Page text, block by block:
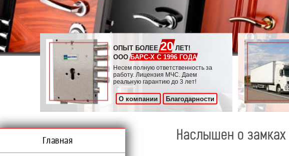
ОПЫТ БОЛЕЕ20ЛЕТ!
ОООБАРС-Х С 1996 ГОДА
Несем полную ответственность за
работу. Лицензия МЧС. Даем
реальную гарантию до 3 лет!
О компании Благодарности
Главная Наслышен о замках